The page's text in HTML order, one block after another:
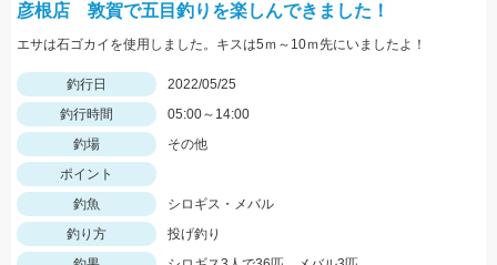
彦根店 敦賀で五目釣りを楽しんできました！
エサは石ゴカイを使用しました。キスは5ｍ～10ｍ先にいましたよ！
釣行日
2022/05/25
釣行時間
05:00～14:00
釣場
その他
ポイント
釣魚
シロギス・メバル
釣り方
投げ釣り